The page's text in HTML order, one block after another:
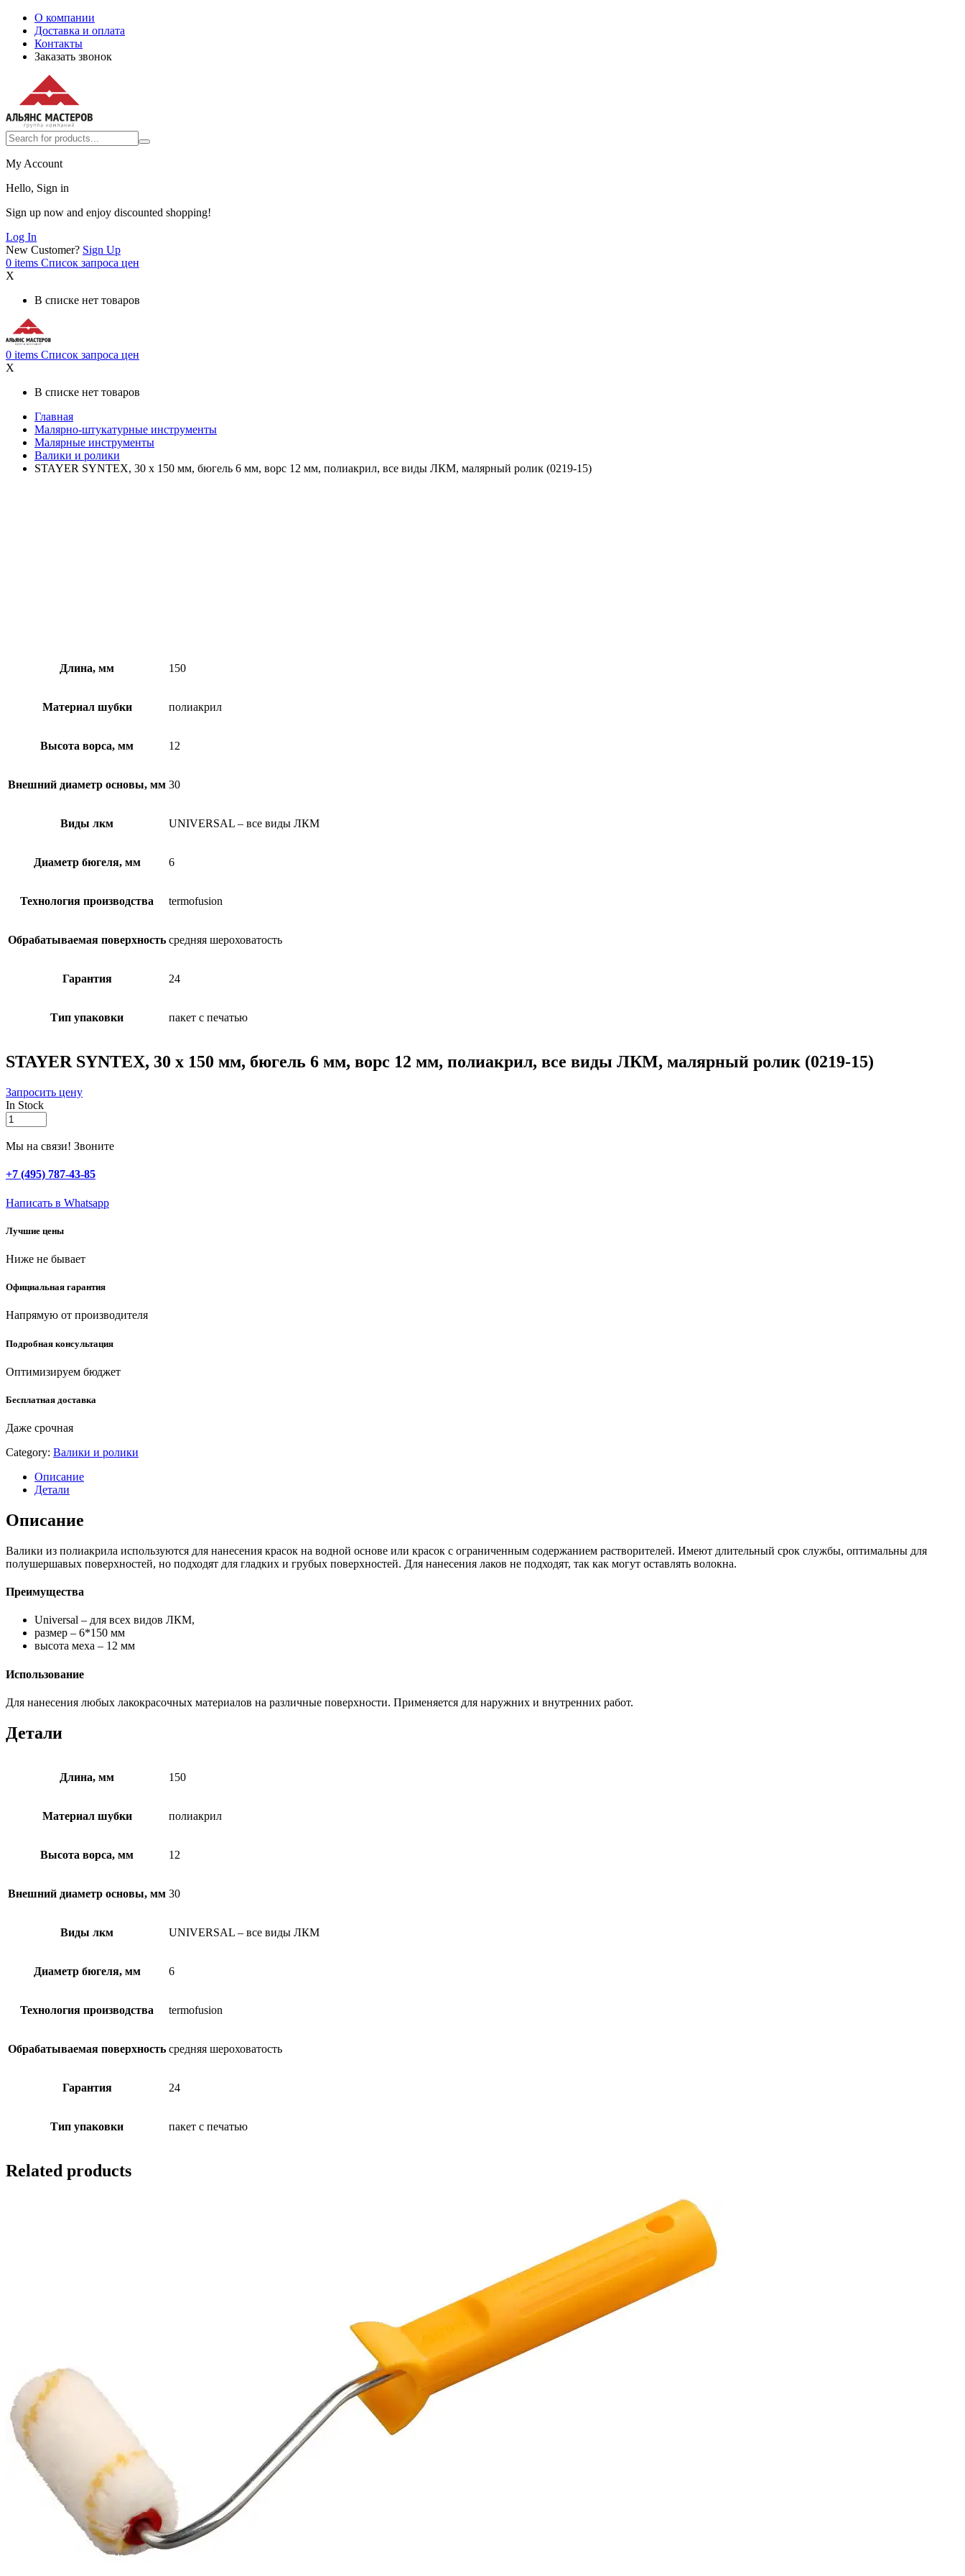
О компании
Доставка и оплата
Контакты
Заказать звонок
My Account
Hello, Sign in
Sign up now and enjoy discounted shopping!
Log In
New Customer? Sign Up
0 items Список запроса цен
X
В списке нет товаров
0 items Список запроса цен
X
В списке нет товаров
Главная
Малярно-штукатурные инструменты
Малярные инструменты
Валики и ролики
STAYER SYNTEX, 30 х 150 мм, бюгель 6 мм, ворс 12 мм, полиакрил, все виды ЛКМ, малярный ролик (0219-15)
Длина, мм 150
Материал шубки полиакрил
Высота ворса, мм 12
Внешний диаметр основы, мм 30
Виды лкм UNIVERSAL – все виды ЛКМ
Диаметр бюгеля, мм 6
Технология производства termofusion
Обрабатываемая поверхность средняя шероховатость
Гарантия 24
Тип упаковки пакет с печатью
STAYER SYNTEX, 30 х 150 мм, бюгель 6 мм, ворс 12 мм, полиакрил, все виды ЛКМ, малярный ролик (0219-15)
Запросить цену
In Stock
STAYER
SYNTEX,
30
150
мм,
6
ворс
мм,
все
ЛКМ,
малярный
(0219-
quantity
Мы на связи! Звоните
+7 (495) 787-43-85
Написать в Whatsapp
Лучшие цены
Ниже не бывает
Официальная гарантия
Напрямую от производителя
Подробная консультация
Оптимизируем бюджет
Бесплатная доставка
Даже срочная
Category: Валики и ролики
Описание
Детали
Описание
Валики из полиакрила используются для нанесения красок на водной основе или красок с ограниченным содержанием растворителей. Имеют длительный срок службы, оптимальны для
полушершавых поверхностей, но подходят для гладких и грубых поверхностей. Для нанесения лаков не подходят, так как могут оставлять волокна.
Преимущества
Universal – для всех видов ЛКМ,
размер – 6*150 мм
высота меха – 12 мм
Использование
Для нанесения любых лакокрасочных материалов на различные поверхности. Применяется для наружних и внутренних работ.
Детали
Длина, мм 150
Материал шубки полиакрил
Высота ворса, мм 12
Внешний диаметр основы, мм 30
Виды лкм UNIVERSAL – все виды ЛКМ
Диаметр бюгеля, мм 6
Технология производства termofusion
Обрабатываемая поверхность средняя шероховатость
Гарантия 24
Тип упаковки пакет с печатью
Related products